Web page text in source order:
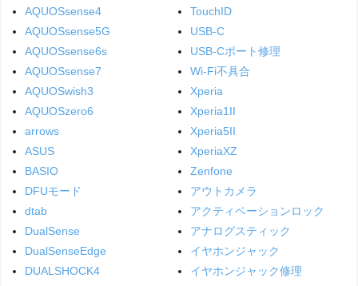
AQUOSsense4
AQUOSsense5G
AQUOSsense6s
AQUOSsense7
AQUOSwish3
AQUOSzero6
arrows
ASUS
BASIO
DFUモード
dtab
DualSense
DualSenseEdge
DUALSHOCK4
TouchID
USB-C
USB-Cポート修理
Wi-Fi不具合
Xperia
Xperia1II
Xperia5II
XperiaXZ
Zenfone
アウトカメラ
アクティベーションロック
アナログスティック
イヤホンジャック
イヤホンジャック修理